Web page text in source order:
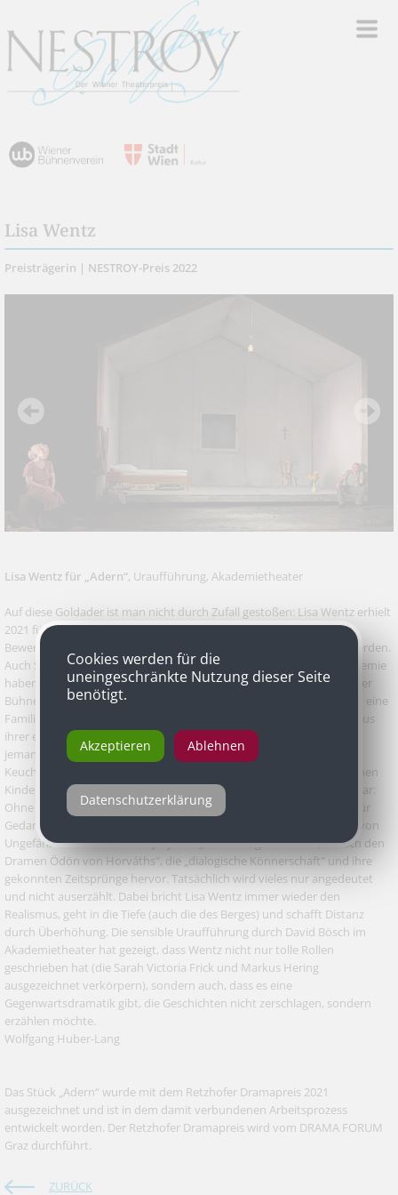
Lisa Wentz
Preisträgerin | NESTROY-Preis 2022
Lisa Wentz für „Adern“, Uraufführung, Akademietheater
Auf diese Goldader ist man nicht durch Zufall gestoßen: Lisa Wentz erhielt
2021 für ihr Stück "Adern" den Retzhofer Dramapreis, bei dem die
Bewerber bei der Arbeit an ihren Texten beraten und unterstützt werden.
Auch Studien in Szenischem Schreiben und an einer Schauspielakademie
haben die 1995 geborene Tirolerin dafür gerüstet, Geschichten auf der
Bühne glaubhaft zu erzählen. Im Fall von "Adern" handelt es sich um eine
Familiengeschichte im Nachkriegs-Österreich, deren Motive Wentz aus
ihrer eigenen Familie entnommen hat. Der Bergmann Rudolf sucht
jemanden, der sich um seine fünf Kinder kümmert. Seine Frau ist an
Keuchhusten gestorben. Aloisia ist die erste Bewerberin, die von seinen
Kindern akzeptiert würde. Doch sie macht gleich am ersten Abend klar:
Ohne Heirat bleibt sie nicht. Die Autorin lässt im Text viel Freiraum für
Gedanken und Gefühle, für Sprachlosigkeit und Unsicherheit. Nicht von
Ungefähr hob die Retzhofer Jury ihre „Dramaturgie der Stille, ähnlich den
Dramen Ödön von Horváths", die „dialogische Könnerschaft" und ihre
gekonnten Zeitsprünge hervor. Tatsächlich wird vieles nur angedeutet
und nicht auserzählt. Dabei bricht Lisa Wentz immer wieder den
Realismus, geht in die Tiefe (auch die des Berges) und schafft Distanz
durch Überhöhung. Die sensible Uraufführung durch David Bösch im
Akademietheater hat gezeigt, dass Wentz nicht nur tolle Rollen
geschrieben hat (die Sarah Victoria Frick und Markus Hering
ausgezeichnet verkörpern), sondern auch, dass es eine
Gegenwartsdramatik gibt, die Geschichten nicht zerschlagen, sondern
erzählen möchte.
Wolfgang Huber-Lang
Das Stück „Adern“ wurde mit dem Retzhofer Dramapreis 2021
ausgezeichnet und ist in dem damit verbundenen Arbeitsprozess
entwickelt worden. Der Retzhofer Dramapreis wird vom DRAMA FORUM
Graz durchführt.
ZURÜCK
Cookies werden für die
uneingeschränkte Nutzung dieser Seite
benötigt.
Akzeptieren Ablehnen
Datenschutzerklärung